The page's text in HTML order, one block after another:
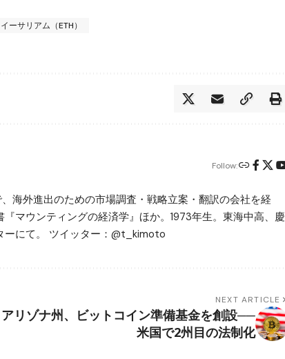
イーサリアム（ETH）
Follow:
海外進出のための市場調査・戦略立案・翻訳の会社を経
マウンティングの経済学』ほか。1973年生。東海中高、慶
ーにて。 ツイッター：@t_kimoto
NEXT ARTICLE
アリゾナ州、ビットコイン準備基金を創設──
米国で2州目の法制化